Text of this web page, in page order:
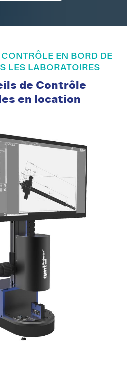
EN BORD DE
LES LABORATOIRES
de Contrôle
en location